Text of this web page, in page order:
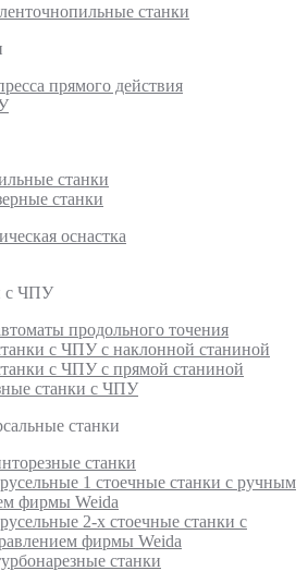
станки
прямого действия
станки
станки
оснастка
с ЧПУ
продольного точения
с ЧПУ с наклонной станиной
с ЧПУ с прямой станиной
станки с ЧПУ
станки
станки
1 стоечные станки с ручным
фирмы Weida
2-х стоечные станки с
фирмы Weida
станки